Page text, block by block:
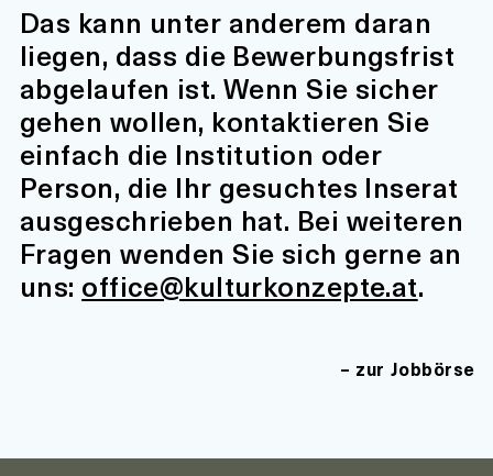
Das kann unter anderem daran
liegen, dass die Bewerbungsfrist
abgelaufen ist. Wenn Sie sicher
gehen wollen, kontaktieren Sie
einfach die Institution oder
Person, die Ihr gesuchtes Inserat
ausgeschrieben hat. Bei weiteren
Fragen wenden Sie sich gerne an
uns: office@kulturkonzepte.at.
zur Jobbörse